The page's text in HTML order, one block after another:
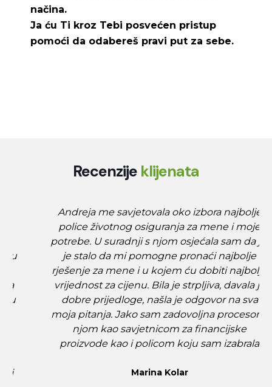
načina.
Ja ću Ti kroz Tebi posvećen pristup
pomoći da odabereš pravi put za sebe.
Recenzije klijenata
Andreja me savjetovala oko izbora najbolje
police životnog osiguranja za mene i moje
potrebe. U suradnji s njom osjećala sam da joj
je stalo da mi pomogne pronaći najbolje
rješenje za mene i u kojem ću dobiti najbolju
vrijednost za cijenu. Bila je strpljiva, davala je
dobre prijedloge, našla je odgovor na sva
moja pitanja. Jako sam zadovoljna procesom,
njom kao savjetnicom za financijske
proizvode kao i policom koju sam izabrala
Marina Kolar